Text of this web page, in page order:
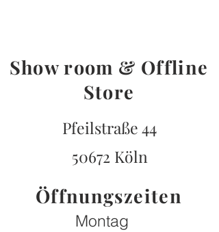
Show room & Offline
Store
Pfeilstraße 44
50672 Köln
Öffnungszeiten
Montag